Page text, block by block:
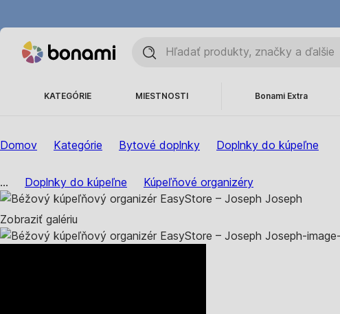
KATEGÓRIE MIESTNOSTI Bonami Extra
Domov Kategórie Bytové doplnky Doplnky do kúpeľne
... Doplnky do kúpeľne Kúpeľňové organizéry
Zobraziť galériu